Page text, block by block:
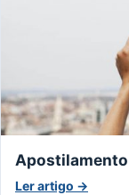
Apostilamento
Ler artigo →